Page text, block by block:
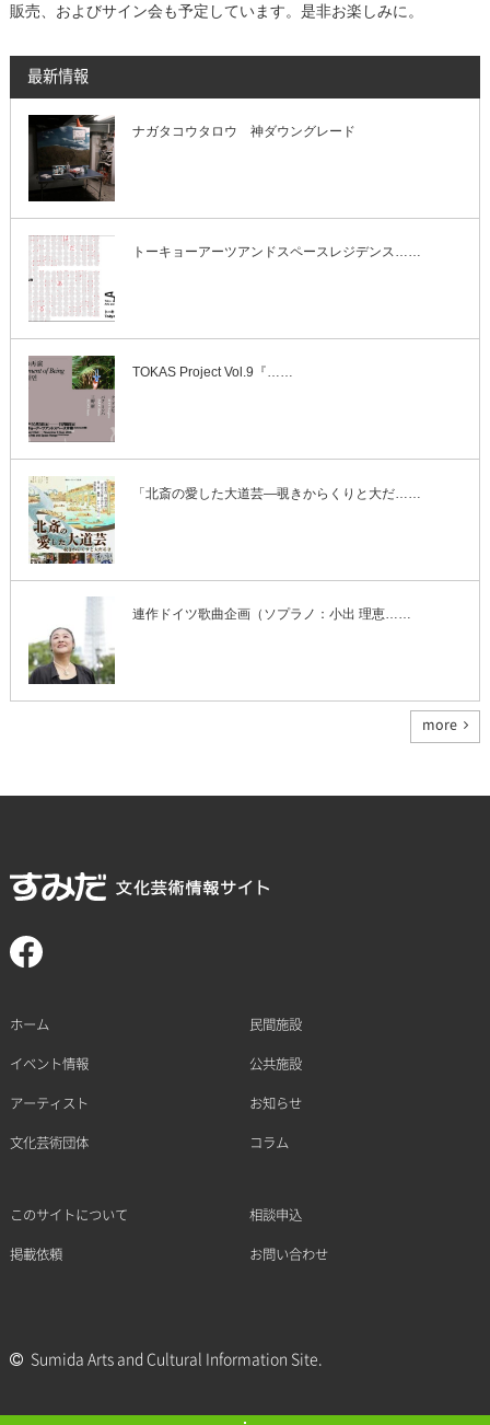
販売、およびサイン会も予定しています。是非お楽しみに。
最新情報
ナガタコウタロウ 神ダウングレード
トーキョーアーツアンドスペースレジデンス……
TOKAS Project Vol.9『……
「北斎の愛した大道芸―覗きからくりと大だ……
連作ドイツ歌曲企画（ソプラノ：小出 理恵……
more
ホーム
イベント情報
アーティスト
文化芸術団体
民間施設
公共施設
お知らせ
コラム
このサイトについて
掲載依頼
相談申込
お問い合わせ
Sumida Arts and Cultural Information Site.